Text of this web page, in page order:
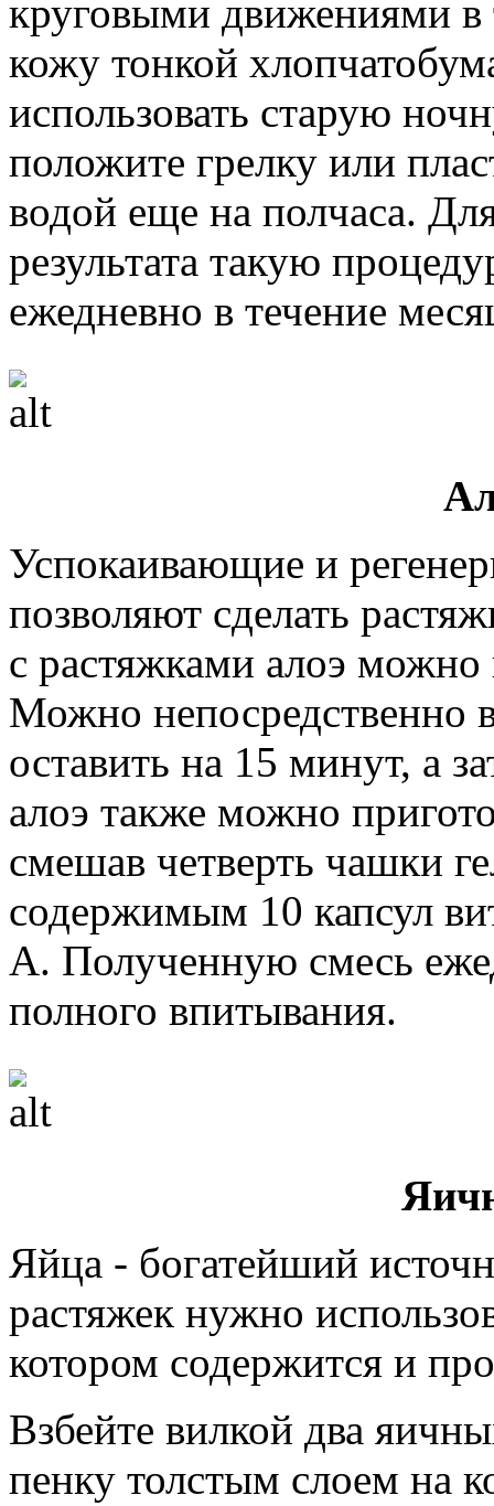
круговыми движениями в
кожу тонкой
использовать старую
положите грелку или
водой еще на полчаса.
результата такую
ежедневно в течение
Успокаивающие и
позволяют сделать
с растяжками алоэ можно
Можно непосредственно
оставить на 15 минут, а
алоэ также можно
смешав четверть чашки
содержимым 10 капсул
А. Полученную смесь
полного впитывания.
Яйца - богатейший
растяжек нужно
котором содержится и
Взбейте вилкой два
пенку толстым слоем на